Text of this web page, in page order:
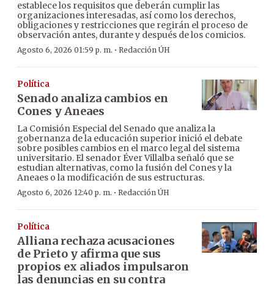
establece los requisitos que deberán cumplir las
organizaciones interesadas, así como los derechos,
obligaciones y restricciones que regirán el proceso de
observación antes, durante y después de los comicios.
Agosto 6, 2026 01:59 p. m. · Redacción ÚH
Política
Senado analiza cambios en
Cones y Aneaes
La Comisión Especial del Senado que analiza la
gobernanza de la educación superior inició el debate
sobre posibles cambios en el marco legal del sistema
universitario. El senador Éver Villalba señaló que se
estudian alternativas, como la fusión del Cones y la
Aneaes o la modificación de sus estructuras.
Agosto 6, 2026 12:40 p. m. · Redacción ÚH
Política
Alliana rechaza acusaciones
de Prieto y afirma que sus
propios ex aliados impulsaron
las denuncias en su contra